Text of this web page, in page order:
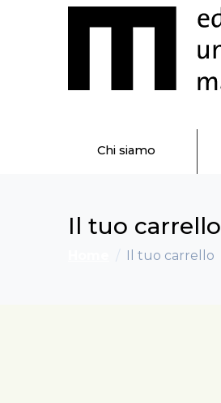
Chi siamo
Il tuo carrello
Il tuo carrello